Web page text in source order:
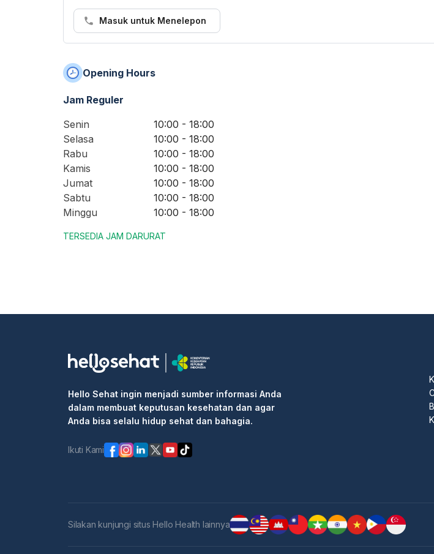
Masuk untuk Menelepon
Opening Hours
Jam Reguler
Senin
10:00 - 18:00
Selasa
10:00 - 18:00
Rabu
10:00 - 18:00
Kamis
10:00 - 18:00
Jumat
10:00 - 18:00
Sabtu
10:00 - 18:00
Minggu
10:00 - 18:00
TERSEDIA JAM DARURAT
Hello Sehat ingin menjadi sumber informasi Anda
dalam membuat keputusan kesehatan dan agar
Anda bisa selalu hidup sehat dan bahagia.
Ikuti Kami
Silakan kunjungi situs Hello Health lainnya